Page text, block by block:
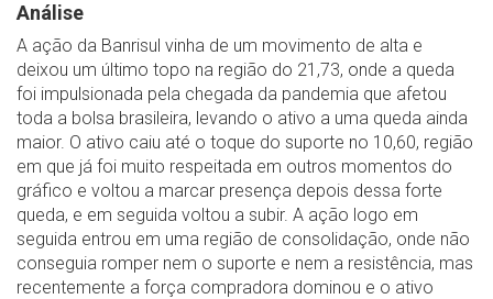
Análise
A ação da Banrisul vinha de um movimento de alta e
deixou um último topo na região do 21,73, onde a queda
foi impulsionada pela chegada da pandemia que afetou
toda a bolsa brasileira, levando o ativo a uma queda ainda
maior. O ativo caiu até o toque do suporte no 10,60, região
em que já foi muito respeitada em outros momentos do
gráfico e voltou a marcar presença depois dessa forte
queda, e em seguida voltou a subir. A ação logo em
seguida entrou em uma região de consolidação, onde não
conseguia romper nem o suporte e nem a resistência, mas
recentemente a força compradora dominou e o ativo